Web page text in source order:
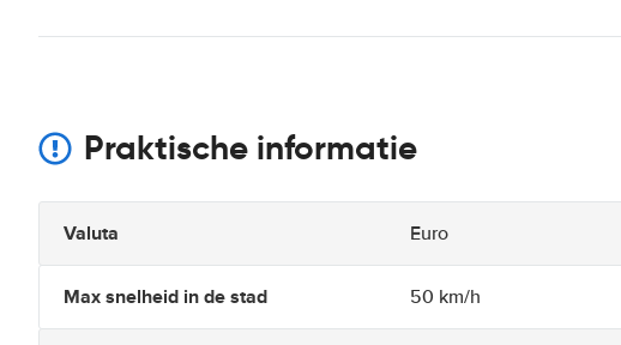
Praktische informatie
Valuta Euro
Max snelheid in de stad 50 km/h